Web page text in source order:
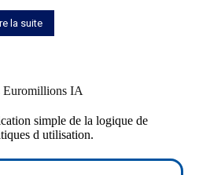
la suite
Euromillions IA
simple de la logique de
d utilisation.